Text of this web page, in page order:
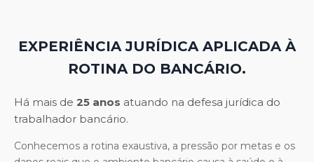
EXPERIÊNCIA JURÍDICA APLICADA À
ROTINA DO BANCÁRIO.
Há mais de 25 anos atuando na defesa jurídica do
trabalhador bancário.
Conhecemos a rotina exaustiva, a pressão por metas e os